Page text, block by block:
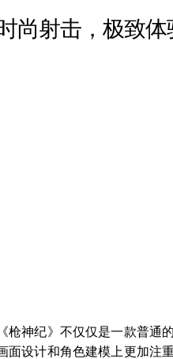
尚射击，极致体
《枪神纪》不仅仅是一款普
面设计和角色建模上更加注